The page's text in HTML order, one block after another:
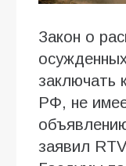
Закон о
заключать
РФ, не
заявил